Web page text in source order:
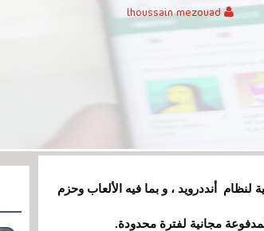
أنددرويد ، و بما فيه الألعاب وحزم
مجانية لفترة محدودة.